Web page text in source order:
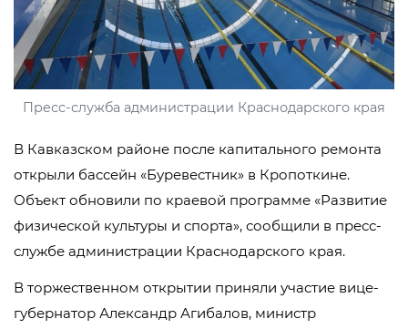
Пресс-служба администрации Краснодарского края
В Кавказском районе после капитального ремонта
открыли бассейн «Буревестник» в Кропоткине.
Объект обновили по краевой программе «Развитие
физической культуры и спорта», сообщили в пресс-
службе администрации Краснодарского края.
В торжественном открытии приняли участие вице-
губернатор Александр Агибалов, министр